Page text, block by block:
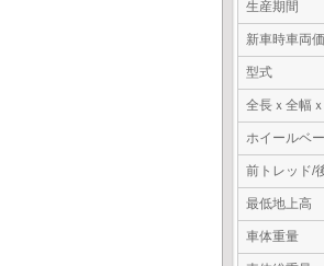
生産期間
新車時車両
型式
全長ｘ全幅
ホイールベ
前トレッド/
最低地上高
車体重量